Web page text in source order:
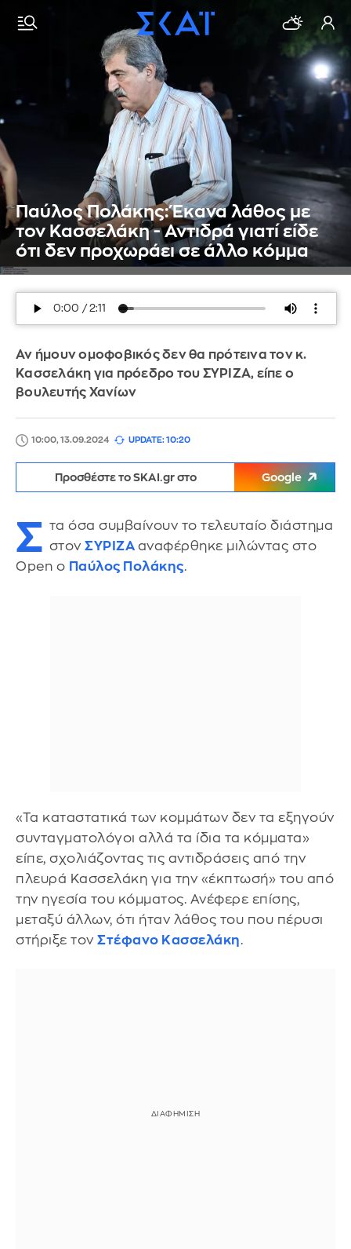
Παύλος Πολάκης: Έκανα λάθος με
τον Κασσελάκη - Αντιδρά γιατί είδε
ότι δεν προχωράει σε άλλο κόμμα
Αν ήμουν ομοφοβικός δεν θα πρότεινα τον κ.
Κασσελάκη για πρόεδρο του ΣΥΡΙΖΑ, είπε ο
βουλευτής Χανίων
10:00, 13.09.2024 UPDATE: 10:20
Προσθέστε το SKAI.gr στο Google
Σ τα όσα συμβαίνουν το τελευταίο διάστημα
στον ΣΥΡΙΖΑ αναφέρθηκε μιλώντας στο
Open ο Παύλος Πολάκης.
«Τα καταστατικά των κομμάτων δεν τα εξηγούν
συνταγματολόγοι αλλά τα ίδια τα κόμματα»
είπε, σχολιάζοντας τις αντιδράσεις από την
πλευρά Κασσελάκη για την «έκπτωσή» του από
την ηγεσία του κόμματος. Ανέφερε επίσης,
μεταξύ άλλων, ότι ήταν λάθος του που πέρυσι
στήριξε τον Στέφανο Κασσελάκη.